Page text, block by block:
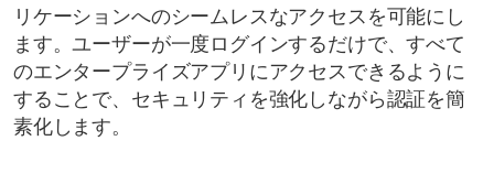
リケーションへのシームレスなアクセスを可能にし
ます。ユーザーが一度ログインするだけで、すべて
のエンタープライズアプリにアクセスできるように
することで、セキュリティを強化しながら認証を簡
素化します。